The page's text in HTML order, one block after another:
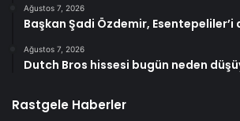
Ağustos 7, 2026
Başkan Şadi Özdemir, Esentepeliler’i
Ağustos 7, 2026
Dutch Bros hissesi bugün neden
Rastgele Haberler